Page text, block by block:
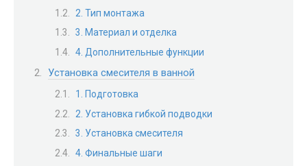
2. Тип монтажа
3. Материал и отделка
4. Дополнительные функции
Установка смесителя в ванной
1. Подготовка
2. Установка гибкой подводки
3. Установка смесителя
4. Финальные шаги